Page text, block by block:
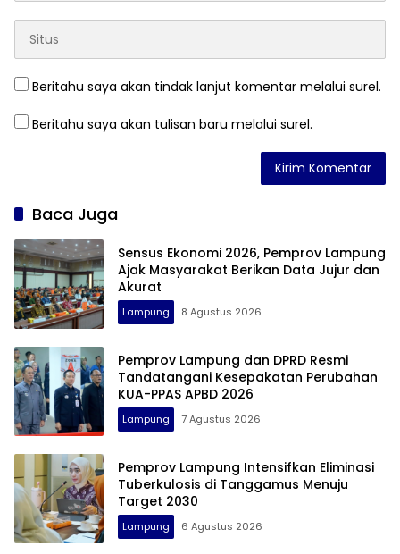
Beritahu saya akan tindak lanjut komentar melalui surel.
Beritahu saya akan tulisan baru melalui surel.
Baca Juga
Sensus Ekonomi 2026, Pemprov Lampung
Ajak Masyarakat Berikan Data Jujur dan
Akurat
Lampung 8 Agustus 2026
Pemprov Lampung dan DPRD Resmi
Tandatangani Kesepakatan Perubahan
KUA-PPAS APBD 2026
Lampung 7 Agustus 2026
Pemprov Lampung Intensifkan Eliminasi
Tuberkulosis di Tanggamus Menuju
Target 2030
Lampung 6 Agustus 2026